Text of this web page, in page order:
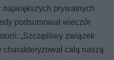
największych prywatnych
podsumował wieczór
„Szczęśliwy związek
całą naszą